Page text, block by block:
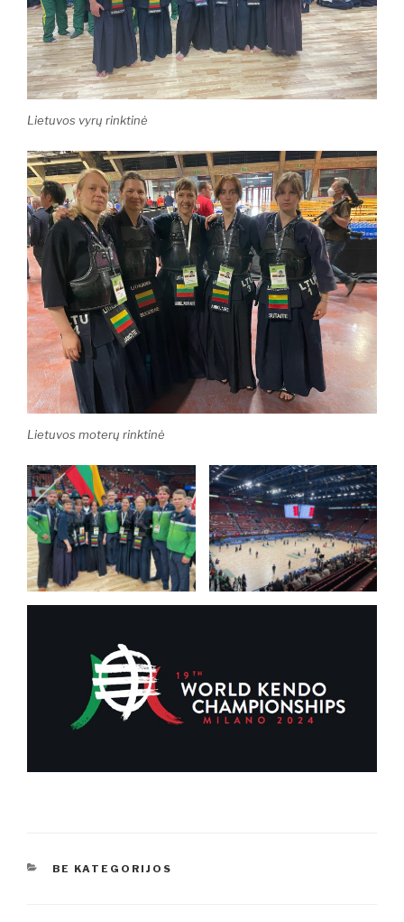
Lietuvos vyrų rinktinė
Lietuvos moterų rinktinė
KATEGORIJOS
BE KATEGORIJOS